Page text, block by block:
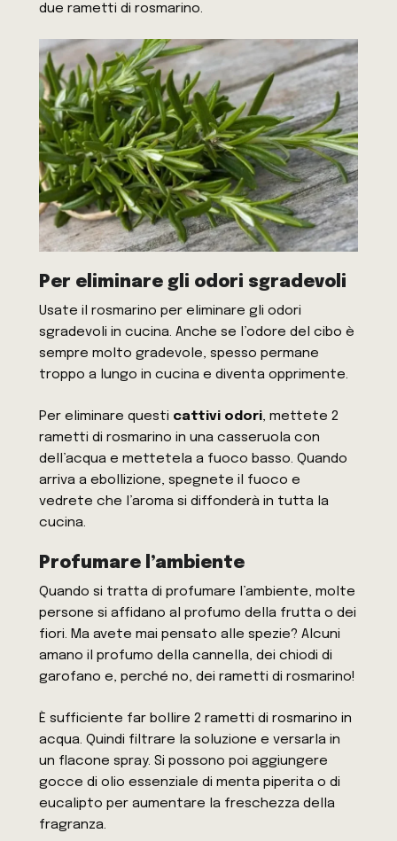
due rametti di rosmarino.
Per eliminare gli odori sgradevoli
Usate il rosmarino per eliminare gli odori
sgradevoli in cucina. Anche se l’odore del cibo è
sempre molto gradevole, spesso permane
troppo a lungo in cucina e diventa opprimente.
Per eliminare questi cattivi odori, mettete 2
rametti di rosmarino in una casseruola con
dell’acqua e mettetela a fuoco basso. Quando
arriva a ebollizione, spegnete il fuoco e
vedrete che l’aroma si diffonderà in tutta la
cucina.
Profumare l’ambiente
Quando si tratta di profumare l’ambiente, molte
persone si affidano al profumo della frutta o dei
fiori. Ma avete mai pensato alle spezie? Alcuni
amano il profumo della cannella, dei chiodi di
garofano e, perché no, dei rametti di rosmarino!
È sufficiente far bollire 2 rametti di rosmarino in
acqua. Quindi filtrare la soluzione e versarla in
un flacone spray. Si possono poi aggiungere
gocce di olio essenziale di menta piperita o di
eucalipto per aumentare la freschezza della
fragranza.